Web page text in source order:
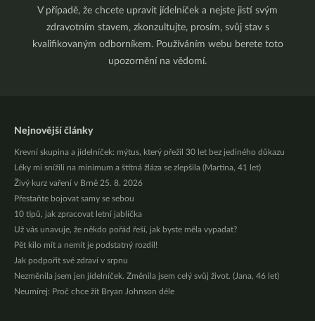
V případě, že chcete upravit jídelníček a nejste jistí svým
zdravotním stavem, zkonzultujte, prosím, svůj stav s
kvalifikovaným odborníkem. Používáním webu berete toto
upozornění na vědomí.
Nejnovější články
Krevní skupina a jídelníček: mýtus, který přežil 30 let bez jediného důkazu
Léky mi snížili na minimum a štítná žláza se zlepšila (Martina, 41 let)
Živý kurz vaření v Brně 25. 8. 2026
Přestaňte bojovat samy se sebou
10 tipů, jak zpracovat letní jablíčka
Už vás unavuje, že někdo pořád řeší, jak byste měla vypadat?
Pět kilo mít a nemít je podstatný rozdíl!
Jak podpořit své zdraví v srpnu
Nezměnila jsem jen jídelníček. Změnila jsem celý svůj život. (Jana, 46 let)
Neumírej: Proč chce žít Bryan Johnson déle